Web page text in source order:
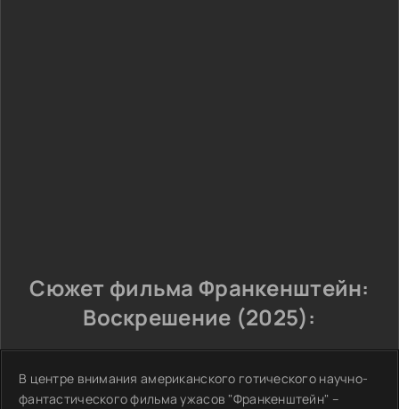
Сюжет фильма Франкенштейн:
Воскрешение (2025):
В центре внимания американского готического научно-
фантастического фильма ужасов "Франкенштейн" –